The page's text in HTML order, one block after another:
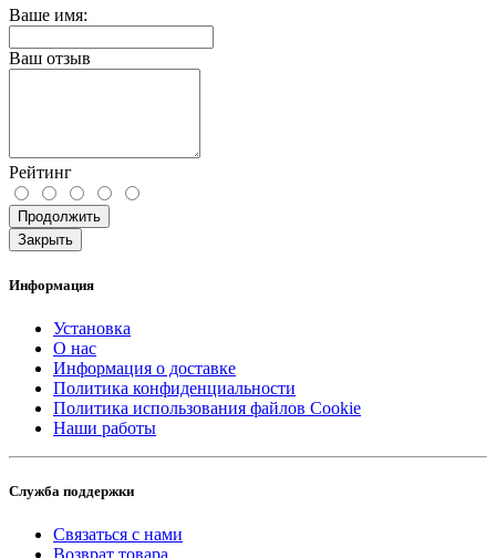
Ваше имя:
Ваш отзыв
Рейтинг
Продолжить
Закрыть
Информация
Установка
О нас
Информация о доставке
Политика конфиденциальности
Политика использования файлов Cookie
Наши работы
Служба поддержки
Связаться с нами
Возврат товара